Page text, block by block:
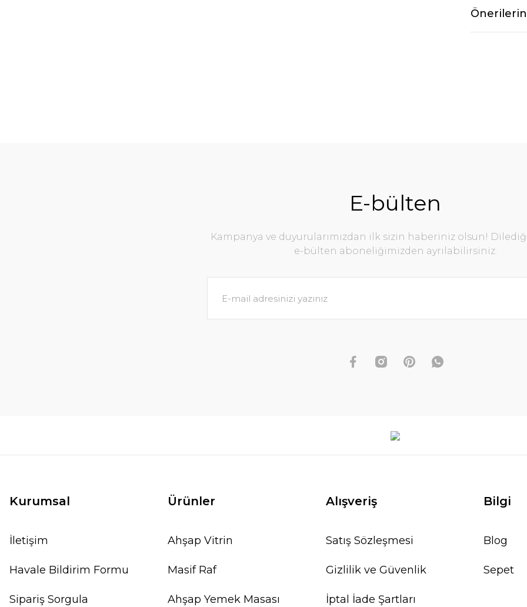
E-bülten
Kampanya ve duyurularımızdan ilk sizin haberiniz olsun!
e-bülten aboneliğimizden ayrılabilirsiniz.
Kurumsal
İletişim
Havale Bildirim Formu
Sipariş Sorgula
Ürünler
Ahşap Vitrin
Masif Raf
Ahşap Yemek Masası
Alışveriş
Satış Sözleşmesi
Gizlilik ve Güvenlik
İptal İade Şartları
Bilgi
Blog
Sepet